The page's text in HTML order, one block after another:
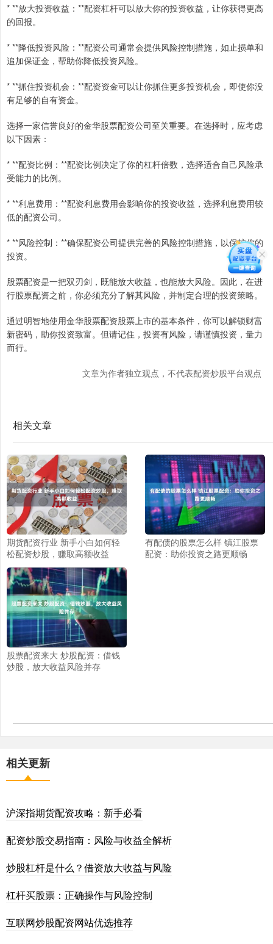
* **放大投资收益：**配资杠杆可以放大你的投资收益，让你获得更高
的回报。
* **降低投资风险：**配资公司通常会提供风险控制措施，如止损单和
追加保证金，帮助你降低投资风险。
* **抓住投资机会：**配资资金可以让你抓住更多投资机会，即使你没
有足够的自有资金。
选择一家信誉良好的金华股票配资公司至关重要。在选择时，应考虑
以下因素：
* **配资比例：**配资比例决定了你的杠杆倍数，选择适合自己风险承
受能力的比例。
* **利息费用：**配资利息费用会影响你的投资收益，选择利息费用较
低的配资公司。
* **风险控制：**确保配资公司提供完善的风险控制措施，以保护你的
投资。
股票配资是一把双刃剑，既能放大收益，也能放大风险。因此，在进
行股票配资之前，你必须充分了解其风险，并制定合理的投资策略。
通过明智地使用金华股票配资股票上市的基本条件，你可以解锁财富
新密码，助你投资致富。但请记住，投资有风险，请谨慎投资，量力
而行。
文章为作者独立观点，不代表配资炒股平台观点
相关文章
期货配资行业 新手小白如何轻
松配资炒股，赚取高额收益
有配债的股票怎么样 镇江股票
配资：助你投资之路更顺畅
股票配资来大 炒股配资：借钱
炒股，放大收益风险并存
相关更新
沪深指期货配资攻略：新手必看
配资炒股交易指南：风险与收益全解析
炒股杠杆是什么？借资放大收益与风险
杠杆买股票：正确操作与风险控制
互联网炒股配资网站优选推荐